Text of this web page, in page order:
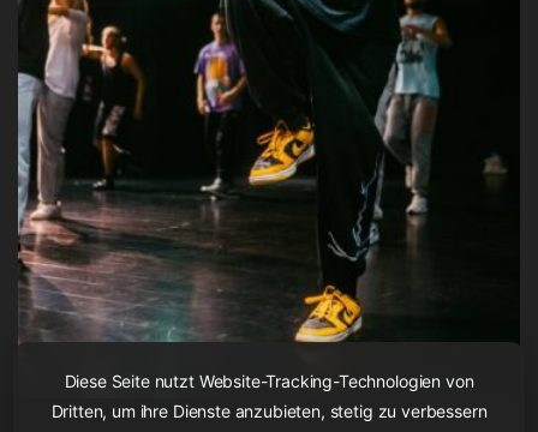
Diese Seite nutzt Website-Tracking-Technologien von
Dritten, um ihre Dienste anzubieten, stetig zu verbessern